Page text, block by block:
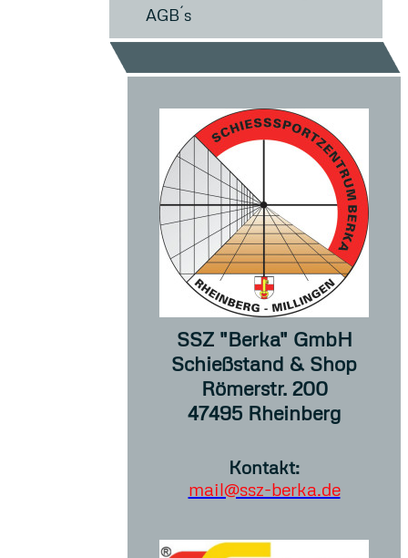
AGB´s
SSZ "Berka" GmbH
Schießstand & Shop
Römerstr. 200
47495 Rheinberg
Kontakt:
mail@ssz-berka.de